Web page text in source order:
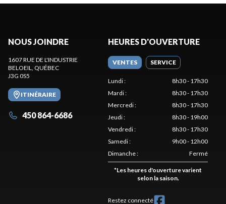
NOUS JOINDRE
1607 RUE DE L'INDUSTRIE
BELOEIL, QUÉBEC
J3G 0S5
ITINÉRAIRE
450 864-6686
HEURES D'OUVERTURE
VENTES SERVICE
Lundi:
8h30 - 17h30
Mardi:
8h30 - 17h30
Mercredi:
8h30 - 17h30
Jeudi:
8h30 - 19h00
Vendredi:
8h30 - 17h30
Samedi:
9h00 - 12h00
Dimanche: Fermé
*Les heures d'ouverture varient
selon la saison.
Restez connecté